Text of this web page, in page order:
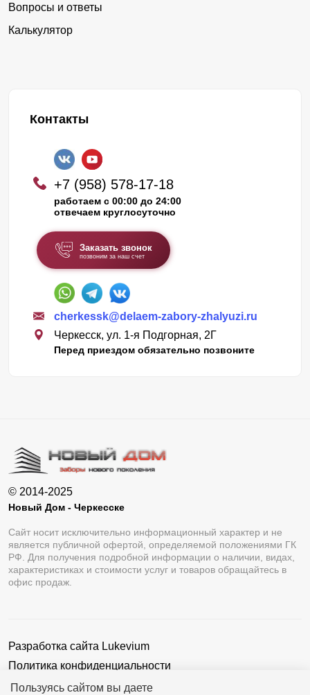
Пользуясь сайтом вы даете
Вопросы и ответы
Калькулятор
Контакты
+7 (958) 578-17-18
работаем с 00:00 до 24:00
отвечаем круглосуточно
Заказать звонок
позвоним за наш счет
cherkessk@delaem-zabory-zhalyuzi.ru
Черкесск, ул. 1-я Подгорная, 2Г
Перед приездом обязательно позвоните
© 2014-2025
Новый Дом - Черкесске
Сайт носит исключительно информационный характер и не
является публичной офертой, определяемой положениями ГК
РФ. Для получения подробной информации о наличии, видах,
характеристиках и стоимости услуг и товаров обращайтесь в
офис продаж.
Разработка сайта Lukevium
Политика конфиденциальности
Пользовательское соглашение